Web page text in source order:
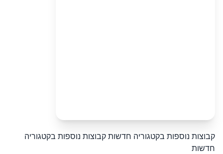
קבוצות נוספות בקטגוריה חדשותקבוצות נוספות בקטגוריה
חדשות